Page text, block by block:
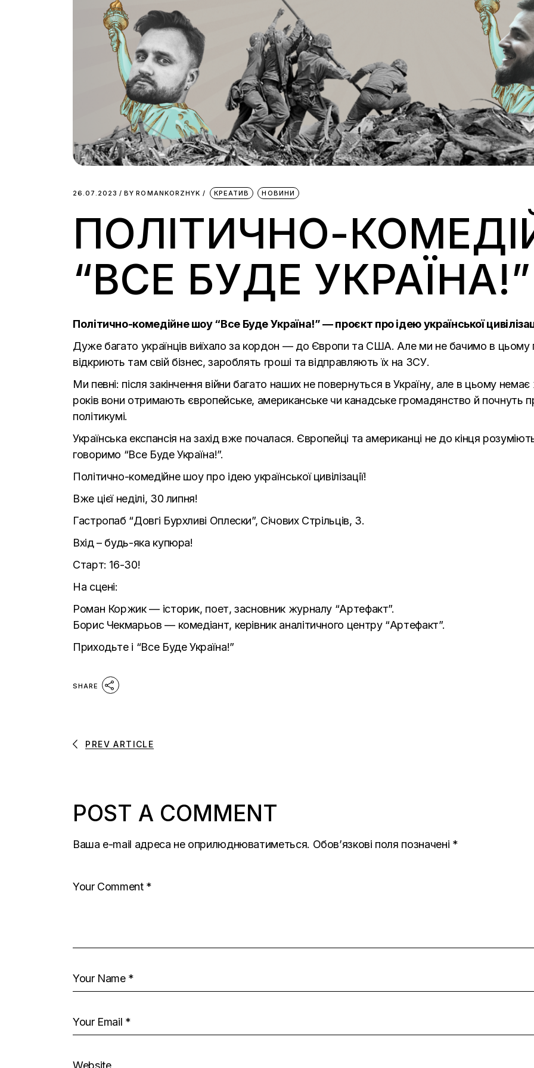
26.07.2023 BY ROMANKORZHYK КРЕАТИВ НОВИНИ
ПОЛІТИЧНО-
“ВСЕ БУДЕ УКРАЇНА!”
Політично-комедійне шоу “Все Буде Україна!” — проєкт про ідею української
Дуже багато українців виїхало за кордон — до Європи та США. Але ми не бачимо в
відкриють там свій бізнес, зароблять гроші та відправляють їх на ЗСУ.
Ми певні: після закінчення війни багато наших не повернуться в Україну, але в цьому
років вони отримають європейське, американське чи канадське громадянство й почнуть
політикумі.
Українська експансія на захід вже почалася. Європейці та американці не до кінця
говоримо “Все Буде Україна!”.
Політично-комедійне шоу про ідею української цивілізації!
Вже цієї неділі, 30 липня!
Гастропаб “Довгі Бурхливі Оплески”, Січових Стрільців, 3.
Вхід – будь-яка купюра!
Старт: 16-30!
На сцені:
Роман Коржик — історик, поет, засновник журналу “Артефакт”.
Борис Чекмарьов — комедіант, керівник аналітичного центру “Артефакт”.
Приходьте і “Все Буде Україна!”
SHARE
PREV ARTICLE
POST A COMMENT
Ваша e-mail адреса не оприлюднюватиметься. Обов’язкові поля позначені *